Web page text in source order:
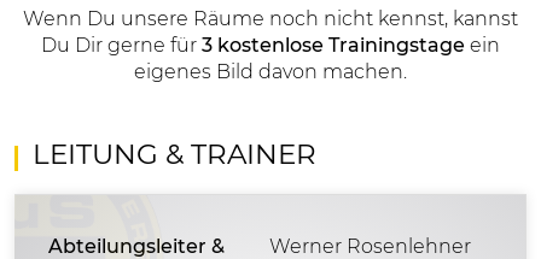
Wenn Du unsere Räume noch nicht kennst, kannst
Du Dir gerne für 3 kostenlose Trainingstage ein
eigenes Bild davon machen.
LEITUNG & TRAINER
Abteilungsleiter &
Werner Rosenlehner